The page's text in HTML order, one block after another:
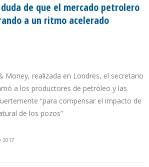
de que el mercado petrolero
a un ritmo acelerado
Money, realizada en Londres, el secretario
a los productores de petróleo y las
“para compensar el impacto de
de los pozos”
2017